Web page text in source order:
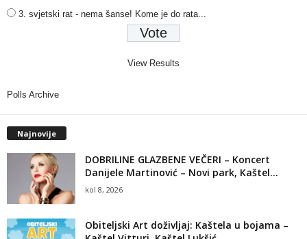
3. svjetski rat - nema šanse! Kome je do rata...
View Results
Polls Archive
Najnovije
DOBRILINE GLAZBENE VEČERI – Koncert
Danijele Martinović – Novi park, Kaštel...
kol 8, 2026
Obiteljski Art doživljaj: Kaštela u bojama –